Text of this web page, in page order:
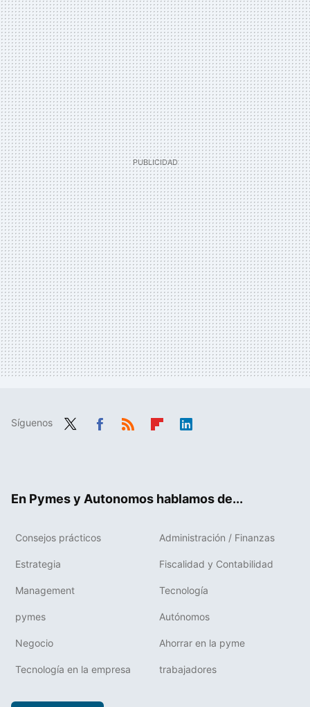
Síguenos
En Pymes y Autonomos hablamos de...
Consejos prácticos Administración / Finanzas
Estrategia Fiscalidad y Contabilidad
Management Tecnología
pymes Autónomos
Negocio Ahorrar en la pyme
Tecnología en la empresa trabajadores